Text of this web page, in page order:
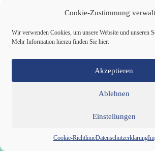
Cookie-Zustimmung
Wir verwenden Cookies, um unsere Website und unseren
Mehr Information hierzu finden Sie hier:
Akzeptieren
Ablehnen
Einstellungen
Cookie-RichtlinieDatenschutzerklärung
Roman von der Burg
Ralf Schatz
mit den Mitgliedern entwickelt.